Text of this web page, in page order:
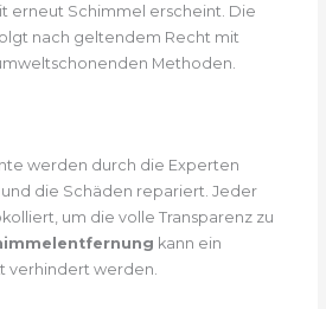
erneut Schimmel erscheint. Die
nach geltendem Recht mit
Methoden.
werden durch die Experten
die Schäden repariert. Jeder
um die volle Transparenz zu
kann ein
verhindert werden.